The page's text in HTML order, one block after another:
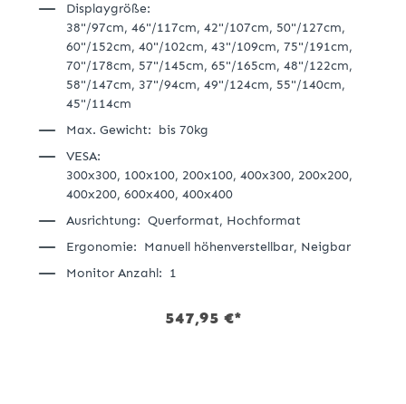
Displaygröße:
38"/97cm, 46"/117cm, 42"/107cm, 50"/127cm,
60"/152cm, 40"/102cm, 43"/109cm, 75"/191cm,
70"/178cm, 57"/145cm, 65"/165cm, 48"/122cm,
58"/147cm, 37"/94cm, 49"/124cm, 55"/140cm,
45"/114cm
Max. Gewicht: bis 70kg
VESA:
300x300, 100x100, 200x100, 400x300, 200x200,
400x200, 600x400, 400x400
Ausrichtung: Querformat, Hochformat
Ergonomie: Manuell höhenverstellbar, Neigbar
Monitor Anzahl: 1
547,95 €*